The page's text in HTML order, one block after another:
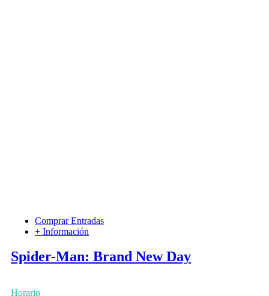
Comprar Entradas
+ Información
Spider-Man: Brand New Day
Horario